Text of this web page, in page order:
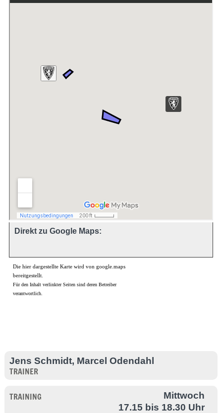
Direkt zu Google Maps:
Die hier dargestellte Karte wird von google.maps
bereitgestellt.
Für den Inhalt verlinkter Seiten sind deren Betreiber
verantwortlich.
Jens Schmidt, Marcel Odendahl
TRAINER
TRAINING
Mittwoch
17.15 bis 18.30 Uhr